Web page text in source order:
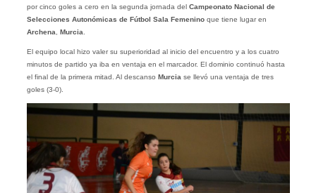
por cinco goles a cero en la segunda jornada del Campeonato Nacional de
Selecciones Autonómicas de Fútbol Sala Femeninoque tiene lugar en
Archena
Murcia
El equipo local hizo valer su superioridad al inicio del encuentro y a los cuatro
minutos de partido ya iba en ventaja en el marcador. El dominio continuó hasta
el final de la primera mitad. Al descanso Murcia se llevó una ventaja de tres
goles (3-0).